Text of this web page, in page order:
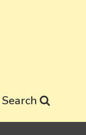
Search